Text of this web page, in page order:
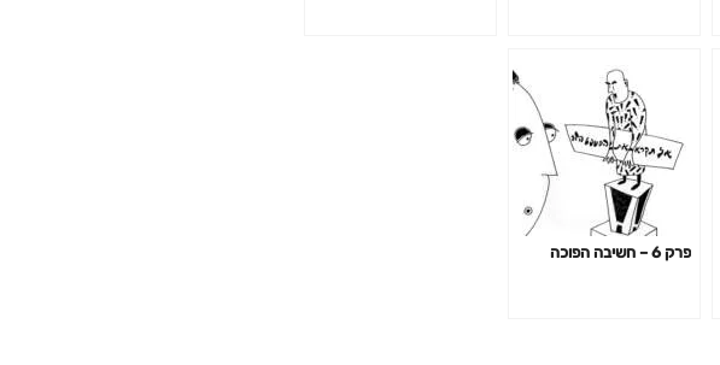
פרק 6 – חשיבה הפוכה